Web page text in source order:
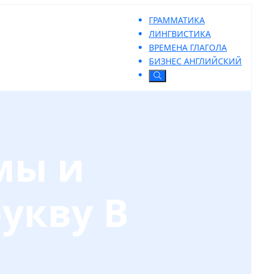
ГРАММАТИКА
ЛИНГВИСТИКА
ВРЕМЕНА ГЛАГОЛА
БИЗНЕС АНГЛИЙСКИЙ
и
В